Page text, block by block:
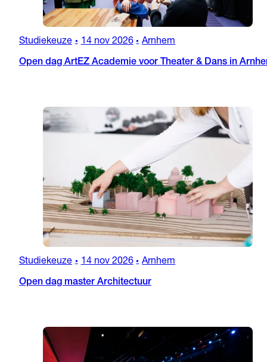
Studiekeuze • 14 nov 2026 • Arnhem
Open dag ArtEZ Academie voor Theater & Dans in
Studiekeuze • 14 nov 2026 • Arnhem
Open dag master Architectuur